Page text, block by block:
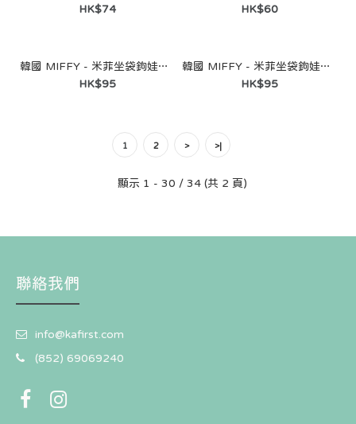
[Hollys │ Miffy 聯乘系列] 保冷袋 (6L)
HK$127
HK$74
HK$60
韓國 MIFFY - 米菲坐袋鉤娃娃（黃色）
HK$95
韓國 MIFFY - 米菲坐袋鉤娃娃（橘色）
HK$95
1 2 > >|
顯示 1 - 30 / 34 (共 2 頁)
聯絡我們
info@kafirst.com
(852) 69069240